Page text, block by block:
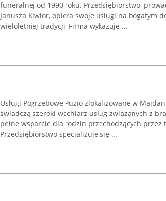
funeralnej od 1990 roku. Przedsiębiorstwo,
Janusza Kiwior, opiera swoje usługi na bogatym
wieloletniej tradycji. Firma wykazuje ...
Usługi Pogrzebowe Puzio zlokalizowane w
świadczą szeroki wachlarz usług związanych z
pełne wsparcie dla rodzin przechodzących przez
Przedsiębiorstwo specjalizuje się ...